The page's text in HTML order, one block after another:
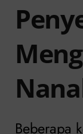
Beberapa